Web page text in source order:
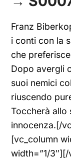
Franz
i conti con la
che
Dopo avergli
suoi nemici
riuscendo
Toccherà allo
innocenza.[/
[vc_column
width=”1/